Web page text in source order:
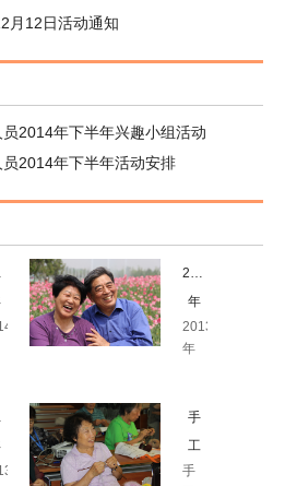
月12日活动通知
2014年下半年兴趣小组活动
2014年下半年活动安排
2013
年
顺
义
花
港
2013
年
鲜
花
手
工
小
手